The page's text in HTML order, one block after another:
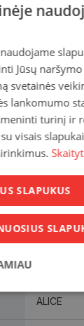
dienai
dizaineriams
ir
ALICE
Jūsų
svetainės
lankomumo
turinį ir
visais
SLAPUKUS
slapukai